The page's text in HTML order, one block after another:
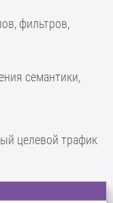
фильтров,
семантики,
целевой трафик